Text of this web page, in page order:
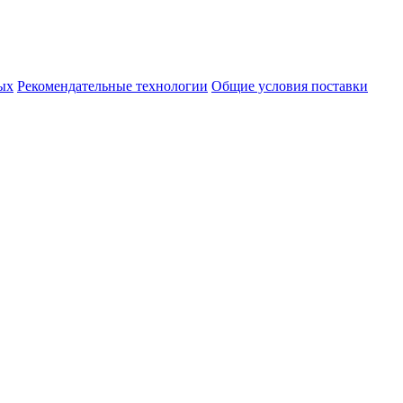
Рекомендательные технологии Общие условия поставки